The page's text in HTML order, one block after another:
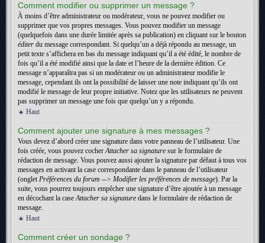
Comment modifier ou supprimer un message ?
À moins d’être administrateur ou modérateur, vous ne pouvez modifier ou
supprimer que vos propres messages. Vous pouvez modifier un message
(quelquefois dans une durée limitée après sa publication) en cliquant sur le bouton
éditer du message correspondant. Si quelqu’un a déjà répondu au message, un
petit texte s’affichera en bas du message indiquant qu’il a été édité, le nombre de
fois qu’il a été modifié ainsi que la date et l’heure de la dernière édition. Ce
message n’apparaîtra pas si un modérateur ou un administrateur modifie le
message, cependant ils ont la possibilité de laisser une note indiquant qu’ils ont
modifié le message de leur propre initiative. Notez que les utilisateurs ne peuvent
pas supprimer un message une fois que quelqu’un y a répondu.
Haut
Comment ajouter une signature à mes messages ?
Vous devez d’abord créer une signature dans votre panneau de l’utilisateur. Une
fois créée, vous pouvez cocherAttacher sa signature sur le formulaire de
rédaction de message. Vous pouvez aussi ajouter la signature par défaut à tous vos
messages en activant la case correspondante dans le panneau de l’utilisateur
(ongletPréférences du forum --> Modifier les préférences de message). Par la
suite, vous pourrez toujours empêcher une signature d’être ajoutée à un message
en décochant la caseAttacher sa signature dans le formulaire de rédaction de
message.
Haut
Comment créer un sondage ?